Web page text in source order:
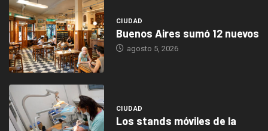
CIUDAD
Buenos Aires sumó 12 nuevos
agosto 5, 2026
CIUDAD
Los stands móviles de la